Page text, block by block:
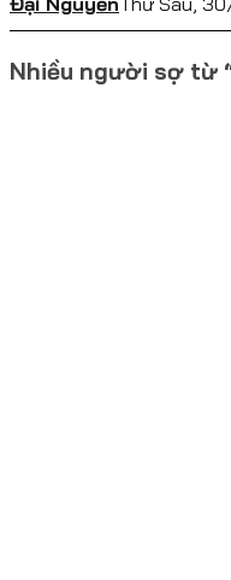
Nhiều người sợ từ